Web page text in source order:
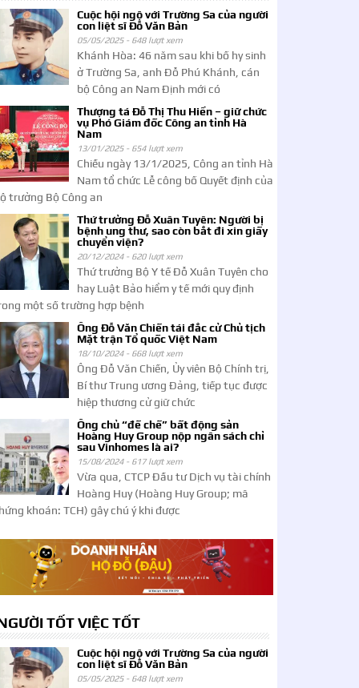
Cuộc hội ngộ với Trường Sa của người
con liệt sĩ Đỗ Văn Bản
05/05/2025 - 648 lượt xem
Khánh Hòa: 46 năm sau khi bố hy sinh
ở Trường Sa, anh Đỗ Phú Khánh, cán
bộ Công an Nam Định mới có
Thượng tá Đỗ Thị Thu Hiền – giữ chức
vụ Phó Giám đốc Công an tỉnh Hà
Nam
13/01/2025 - 654 lượt xem
Chiều ngày 13/1/2025, Công an tỉnh Hà
Nam tổ chức Lễ công bố Quyết định của
trưởng Bộ Công an
Thứ trưởng Đỗ Xuân Tuyên: Người bị
bệnh ung thư, sao còn bắt đi xin giấy
chuyển viện?
20/12/2024 - 620 lượt xem
Thứ trưởng Bộ Y tế Đỗ Xuân Tuyên cho
hay Luật Bảo hiểm y tế mới quy định
một số trường hợp bệnh
Ông Đỗ Văn Chiến tái đắc cử Chủ tịch
Mặt trận Tổ quốc Việt Nam
18/10/2024 - 668 lượt xem
Ông Đỗ Văn Chiến, Ủy viên Bộ Chính trị,
Bí thư Trung ương Đảng, tiếp tục được
hiệp thương cử giữ chức
Ông chủ “đế chế” bất động sản
Hoàng Huy Group nộp ngân sách chỉ
sau Vinhomes là ai?
15/08/2024 - 617 lượt xem
Vừa qua, CTCP Đầu tư Dịch vụ tài chính
Hoàng Huy (Hoàng Huy Group; mã
khoán: TCH) gây chú ý khi được
TỐT VIỆC TỐT
Cuộc hội ngộ với Trường Sa của người
con liệt sĩ Đỗ Văn Bản
05/05/2025 - 648 lượt xem